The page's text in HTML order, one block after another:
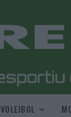
VOLEIBOL